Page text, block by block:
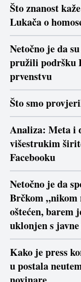
Što znanost
Lukača o
Netočno je da
pružili podršku
prvenstvu
Što smo
Analiza: Meta i
višestrukim
Facebooku
Netočno je da
Brčkom „nikom
oštećen, barem
uklonjen s
Kako je press
u postala